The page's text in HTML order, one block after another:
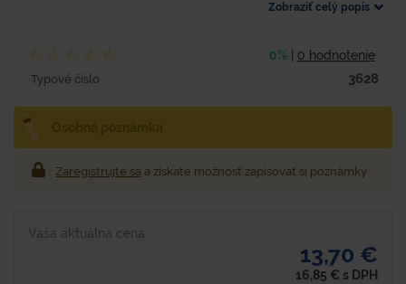
Zobraziť celý popis
0% 0 hodnotenie
Typové číslo 3628
Zaregistrujte sa a získate možnosť zapisovať si poznámky
Vaša aktuálna cena
13,70 €
16,85 € s DPH